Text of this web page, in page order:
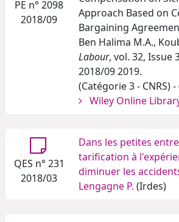
PE n° 2098
2018/09
Approach Based on
Bargaining
Ben Halima M.A.,
Labour, vol. 32, Issue
2018/09 2019.
(Catégorie 3 - CNRS)
Wiley Online
QES n° 231
2018/03
Dans les petites
tarification à
diminuer les
Lengagne P. (Irdes)